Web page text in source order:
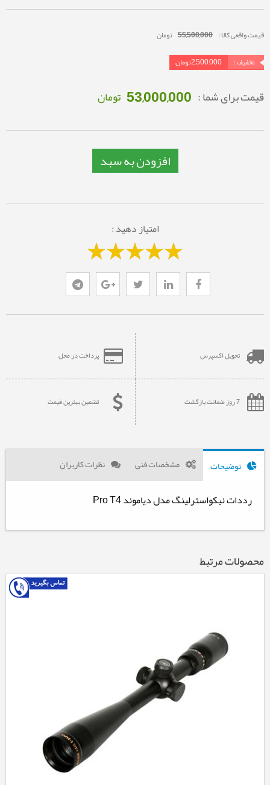
قیمت واقعی کالا : 55,500,000 تومان
تخفیف :
2,500,000تومان
قیمت برای شما : 53,000,000 تومان
افزودن به سبد
امتیاز دهید :
تحویل اکسپرس پرداخت در محل
7 روز ضمانت بازگشت تضمین بهترین قیمت
توضیحات مشخصات فنی نظرات کاربران
رددات نیکواسترلینگ مدل دیاموند Pro T4
محصولات مرتبط